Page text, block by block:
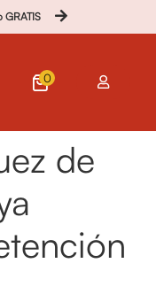
GRATIS
0
de